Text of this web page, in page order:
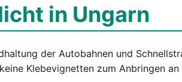
in Ungarn
der Autobahnen und
Klebevignetten zum Anbringen